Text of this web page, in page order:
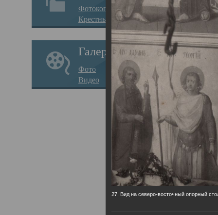
Фотокопии дел
Крестные ходы
Галерея
Фото
Видео
27. Вид на северо-восточный опорный